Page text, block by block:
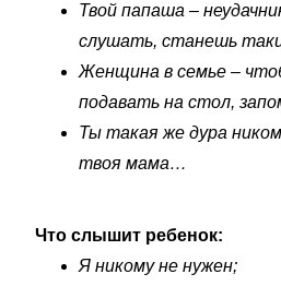
Твой папаша –
слушать, станешь
Женщина в семье –
подавать на стол,
Ты такая же дура
твоя мама…
Что слышит ребенок:
Я никому не нужен;